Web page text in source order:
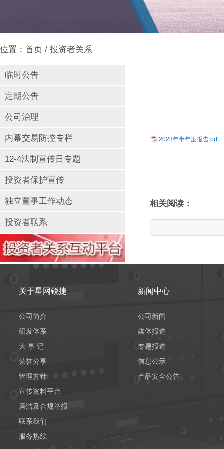
位置： 首页 / 投资者关系
临时公告
定期公告
公司治理
内幕交易防控专栏
12-4法制宣传日专题
投资者保护宣传
独立董事工作动态
投资者联系
2023年半年度报告.pdf
相关阅读：
关于星网锐捷
公司简介
研发体系
大 事 记
荣誉分享
管理方针
宣传资料平台
廉洁及合规举报
联系我们
服务热线
新闻中心
公司新闻
媒体报道
专题报道
信息公示
产品安全公告